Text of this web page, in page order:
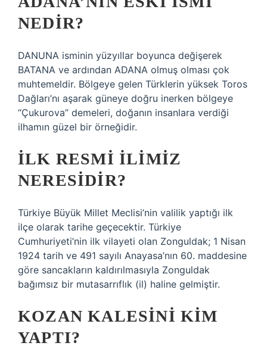
NEDIR?
DANUNA isminin yüzyıllar boyunca değişerek
BATANA ve ardından ADANA olmuş olması çok
muhtemeldir. Bölgeye gelen Türklerin yüksek Toros
Dağları’nı aşarak güneye doğru inerken bölgeye
“Çukurova” demeleri, doğanın insanlara verdiği
ilhamın güzel bir örneğidir.
İLK RESMI ILIMIZ
NERESIDIR?
Türkiye Büyük Millet Meclisi’nin valilik yaptığı ilk
ilçe olarak tarihe geçecektir. Türkiye
Cumhuriyeti’nin ilk vilayeti olan Zonguldak; 1 Nisan
1924 tarih ve 491 sayılı Anayasa’nın 60. maddesine
göre sancakların kaldırılmasıyla Zonguldak
bağımsız bir mutasarrıflık (il) haline gelmiştir.
KOZAN KALESINI KIM
YAPTI?